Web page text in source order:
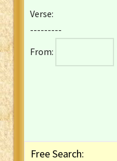
French Darby Bible
French Louis Segond Bible
Gaelic (Manx) Selections
Gaelic (Scottish) Mark
Verse:
---------
From:
Free Search: